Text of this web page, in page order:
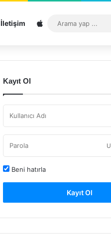
İletişim Sitemap
Kayıt Ol
Beni hatırla
Kayıt Ol